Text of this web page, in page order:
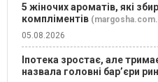
5 жіночих ароматів, які
компліментів
05.08.2026
Іпотека зростає, але
назвала головні бар’єри